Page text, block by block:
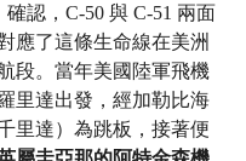
確認，C-50 與 C-51 兩面
應了這條生命線在美洲
段。當年美國陸軍飛機
里達出發，經加勒比海
里達）為跳板，接著便